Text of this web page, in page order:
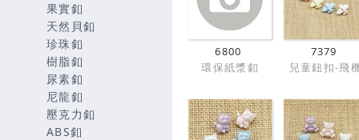
果實釦
天然貝釦
珍珠釦
樹脂釦
尿素釦
尼龍釦
壓克力釦
ABS釦
6800
環保紙漿釦
7379
兒童鈕扣-飛